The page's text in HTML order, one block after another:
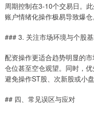
周期控制在3-10个交易日。
账户情绪化操作极易导致爆仓
### 3. 关注市场环境与个股
配资操作更适合趋势明显的
仓位甚至空仓观望。同时，
避免操作ST股、次新股或小
## 四、常见误区与应对